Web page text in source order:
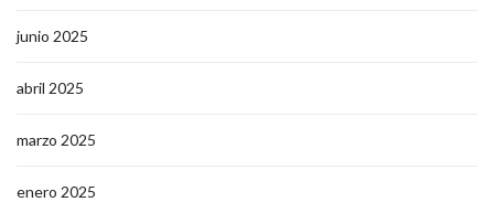
junio 2025
abril 2025
marzo 2025
enero 2025